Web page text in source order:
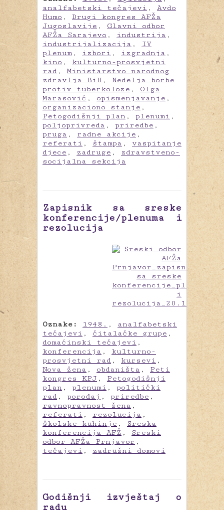
analfabetski tečajevi , Avdo
Humo , Drugi kongres AFŽa
Jugoslavije , Glavni odbor
AFŽa Sarajevo , industrija ,
industrijalizacija ,
IV
plenum , izbori , izgradnja ,
kino , kulturno-prosvjetni
rad ,Ministarstvo narodnog
zdravlja BiH , Nedelja borbe
protiv tuberkoloze , Olga
Marasović , opismenjavanje ,
organizaciono stanje ,
Petogodišnji plan , plenumi ,
poljoprivreda , priredbe ,
pruga , radne akcije ,
referati , štampa , vaspitanje
djece , zadruge ,
zdravstveno-
socijalna sekcija
Zapisnik sa sreske
konferencije/plenuma i
rezolucija
Oznake: 1948. ,
analfabetski
tečajevi , čitalačke grupe ,
domaćinski tečajevi ,
konferencija , kulturno-
prosvjetni rad , kursevi ,
Nova žena , obdaništa , Peti
kongres KPJ , Petogodišnji
plan , plenumi , politički
rad , porođaj , priredbe ,
ravnopravnost žena ,
referati , rezolucija ,
školske kuhinje ,
Sreska
konferencija AFŽ ,
Sreski
odbor AFŽa Prnjavor ,
tečajevi , zadružni domovi
Godišnji izvještaj o
radu